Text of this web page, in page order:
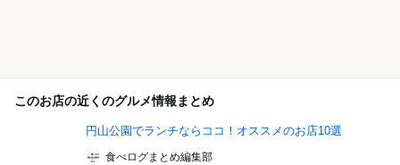
このお店の近くのグルメ情報まとめ
円山公園でランチならココ！オススメのお店10選
食べログまとめ編集部